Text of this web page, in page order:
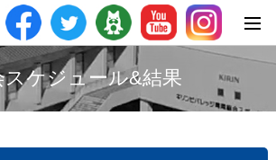
スケジュール&結果